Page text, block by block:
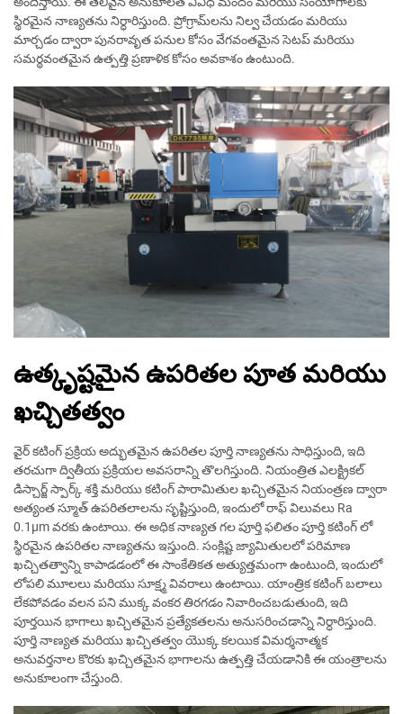
స్థిరమైన నాణ్యతను నిర్ధారిస్తుంది. ప్రోగ్రామ్‌లను నిల్వ చేయడం మరియు
మార్చడం ద్వారా పునరావృత పనుల కోసం వేగవంతమైన సెటప్ మరియు
సమర్థవంతమైన ఉత్పత్తి ప్రణాళిక కోసం అవకాశం ఉంటుంది.
ఉత్కృష్టమైన ఉపరితల పూత మరియు
ఖచ్చితత్వం
వైర్ కటింగ్ ప్రక్రియ అద్భుతమైన ఉపరితల పూర్తి నాణ్యతను సాధిస్తుంది, ఇది
తరచుగా ద్వితీయ ప్రక్రియల అవసరాన్ని తొలగిస్తుంది. నియంత్రిత ఎలక్ట్రికల్
డిస్చార్జ్ స్పార్క్ శక్తి మరియు కటింగ్ పారామితుల ఖచ్చితమైన నియంత్రణ ద్వారా
అత్యంత స్మూత్ ఉపరితలాలను సృష్టిస్తుంది, ఇందులో రాఫ్ విలువలు Ra
0.1μm వరకు ఉంటాయి. ఈ అధిక నాణ్యత గల పూర్తి ఫలితం పూర్తి కటింగ్ లో
స్థిరమైన ఉపరితల నాణ్యతను ఇస్తుంది. సంక్లిష్ట జ్యామితులలో పరిమాణ
ఖచ్చితత్వాన్ని కాపాడడంలో ఈ సాంకేతికత అత్యుత్తమంగా ఉంటుంది, ఇందులో
లోపలి మూలలు మరియు సూక్ష్మ వివరాలు ఉంటాయి. యాంత్రిక కటింగ్ బలాలు
లేకపోవడం వలన పని ముక్క వంకర తిరగడం నివారించబడుతుంది, ఇది
పూర్తయిన భాగాలు ఖచ్చితమైన ప్రత్యేకతలను అనుసరించడాన్ని నిర్ధారిస్తుంది.
పూర్తి నాణ్యత మరియు ఖచ్చితత్వం యొక్క కలయిక విమర్శనాత్మక
అనువర్తనాల కొరకు ఖచ్చితమైన భాగాలను ఉత్పత్తి చేయడానికి ఈ యంత్రాలను
అనుకూలంగా చేస్తుంది.